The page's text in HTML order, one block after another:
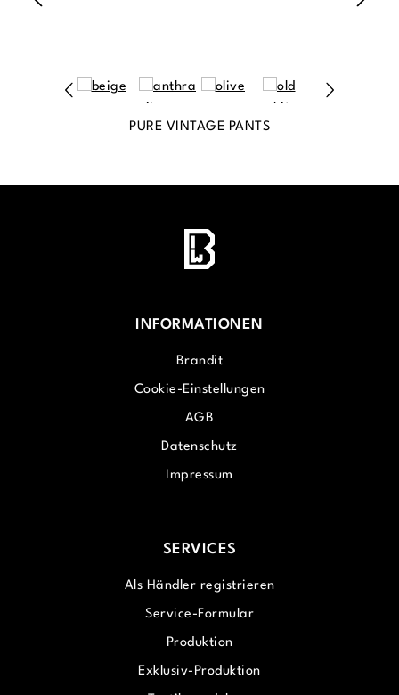
PURE VINTAGE PANTS
INFORMATIONEN
Brandit
Cookie-Einstellungen
AGB
Datenschutz
Impressum
SERVICES
Als Händler registrieren
Service-Formular
Produktion
Exklusiv-Produktion